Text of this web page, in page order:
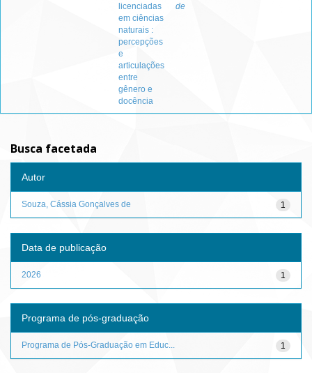
licenciadas
em ciências
naturais :
percepções
e
articulações
entre
gênero e
docência
de
Busca facetada
Autor
1
Souza, Cássia Gonçalves de
Data de publicação
1
2026
Programa de pós-graduação
1
Programa de Pós-Graduação em Educ...